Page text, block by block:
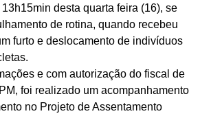
desta quarta feira (16), se
de rotina, quando recebeu
furto e deslocamento de indivíduos
e com autorização do fiscal de
foi realizado um acompanhamento
no Projeto de Assentamento